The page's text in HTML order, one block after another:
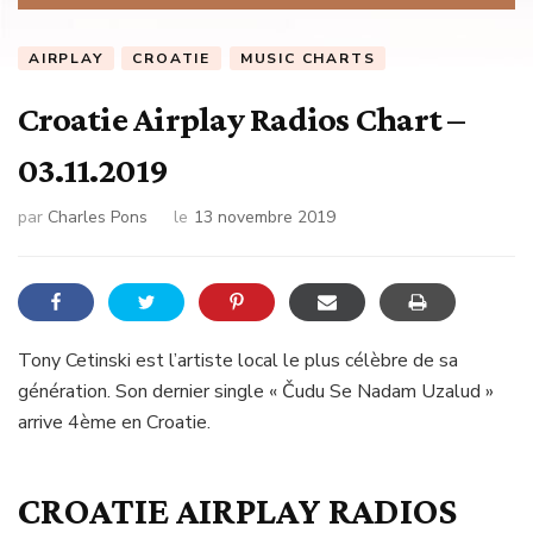
AIRPLAY CROATIE MUSIC CHARTS
Croatie Airplay Radios Chart –
03.11.2019
par Charles Pons le 13 novembre 2019
Tony Cetinski est l’artiste local le plus célèbre de sa
génération. Son dernier single « Čudu Se Nadam Uzalud »
arrive 4ème en Croatie.
CROATIE AIRPLAY RADIOS